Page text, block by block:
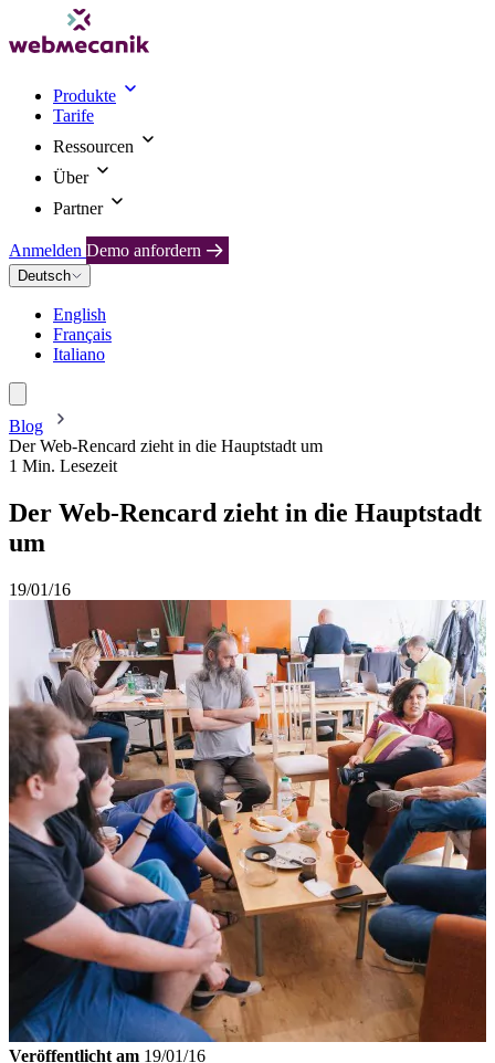
Produkte
Tarife
Ressourcen
Über
Partner
Anmelden Demo anfordern
Deutsch
English
Français
Italiano
Blog
Der Web-Rencard zieht in die Hauptstadt um
1 Min. Lesezeit
Der Web-Rencard zieht in die Hauptstadt
um
19/01/16
Veröffentlicht am 19/01/16